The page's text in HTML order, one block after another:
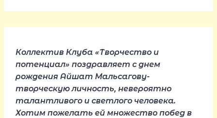
Коллектив Клуба «Творчество и
потенциал» поздравляет с днем
рождения Айшат Мальсагову-
творческую личность, невероятно
талантливого и светлого человека.
Хотим пожелать ей множество побед в